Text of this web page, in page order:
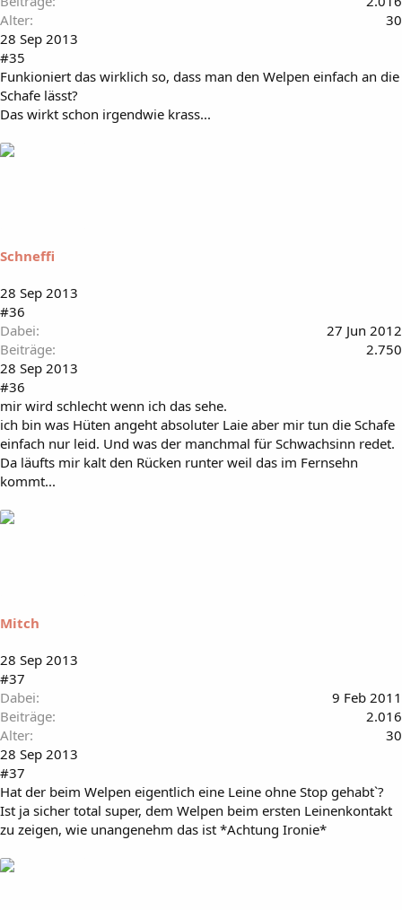
Alter
30
28 Sep 2013
#35
Funkioniert das wirklich so, dass man den Welpen einfach an die
Schafe lässt?
Das wirkt schon irgendwie krass...
Schneffi
28 Sep 2013
#36
Dabei
27 Jun 2012
Beiträge
2.750
28 Sep 2013
#36
mir wird schlecht wenn ich das sehe.
ich bin was Hüten angeht absoluter Laie aber mir tun die Schafe
einfach nur leid. Und was der manchmal für Schwachsinn redet.
Da läufts mir kalt den Rücken runter weil das im Fernsehn
kommt...
Mitch
28 Sep 2013
#37
Dabei
9 Feb 2011
Beiträge
2.016
Alter
30
28 Sep 2013
#37
Hat der beim Welpen eigentlich eine Leine ohne Stop gehabt`?
Ist ja sicher total super, dem Welpen beim ersten Leinenkontakt
zu zeigen, wie unangenehm das ist *Achtung Ironie*